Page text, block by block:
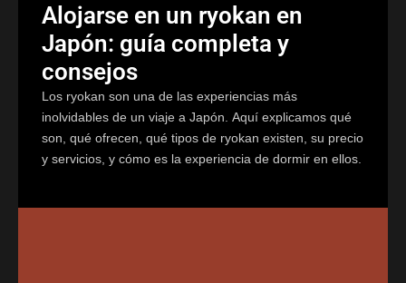
Alojarse en un ryokan en
Japón: guía completa y
consejos
Los ryokan son una de las experiencias más
inolvidables de un viaje a Japón. Aquí explicamos qué
son, qué ofrecen, qué tipos de ryokan existen, su precio
y servicios, y cómo es la experiencia de dormir en ellos.